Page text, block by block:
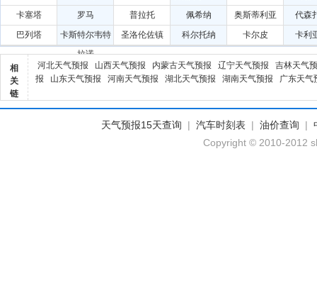
亚娣
卡塞塔
罗马 普拉托 佩希纳 奥斯蒂利亚
代森
巴列塔
卡斯特尔韦特
拉诺
圣洛伦佐镇 科尔托纳 卡尔皮 卡利
相
关
链
河北天气预报 山西天气预报 内蒙古天气预报 辽宁天气预报
吉林天气
报
山东天气预报 河南天气预报 湖北天气预报 湖南天气预报 广东天气
天气预报15天查询 | 汽车时刻表 | 油价查询 |
Copyright © 2010-2012